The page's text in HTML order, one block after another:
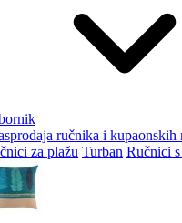
ručnika i kupaonskih
za plažu Turban Ručnici